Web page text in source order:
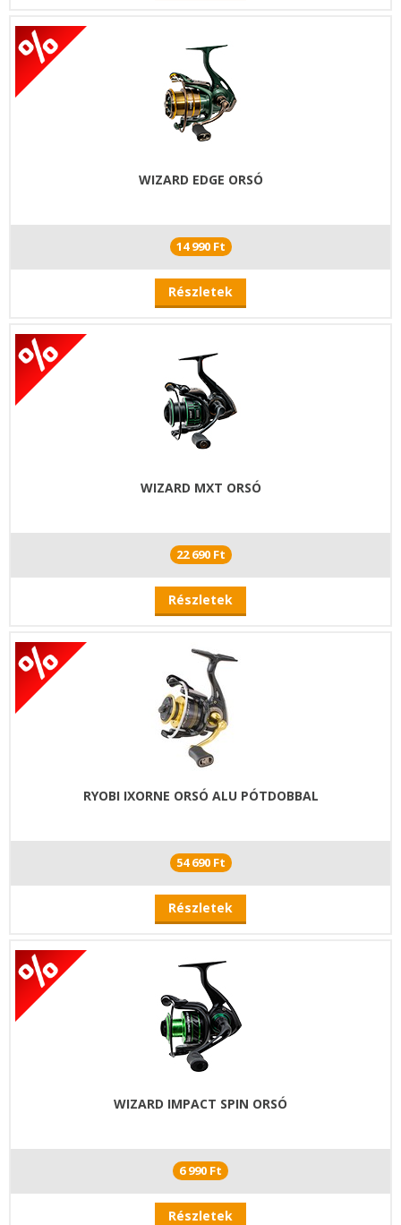
WIZARD EDGE ORSÓ
14 990 Ft
Részletek
WIZARD MXT ORSÓ
22 690 Ft
Részletek
RYOBI IXORNE ORSÓ ALU PÓTDOBBAL
54 690 Ft
Részletek
WIZARD IMPACT SPIN ORSÓ
6 990 Ft
Részletek